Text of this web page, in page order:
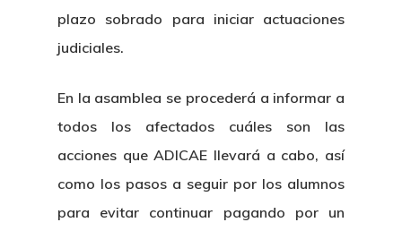
plazo sobrado para iniciar actuaciones
judiciales.
En la asamblea se procederá a informar a
todos los afectados cuáles son las
acciones que ADICAE llevará a cabo, así
como los pasos a seguir por los alumnos
para evitar continuar pagando por un